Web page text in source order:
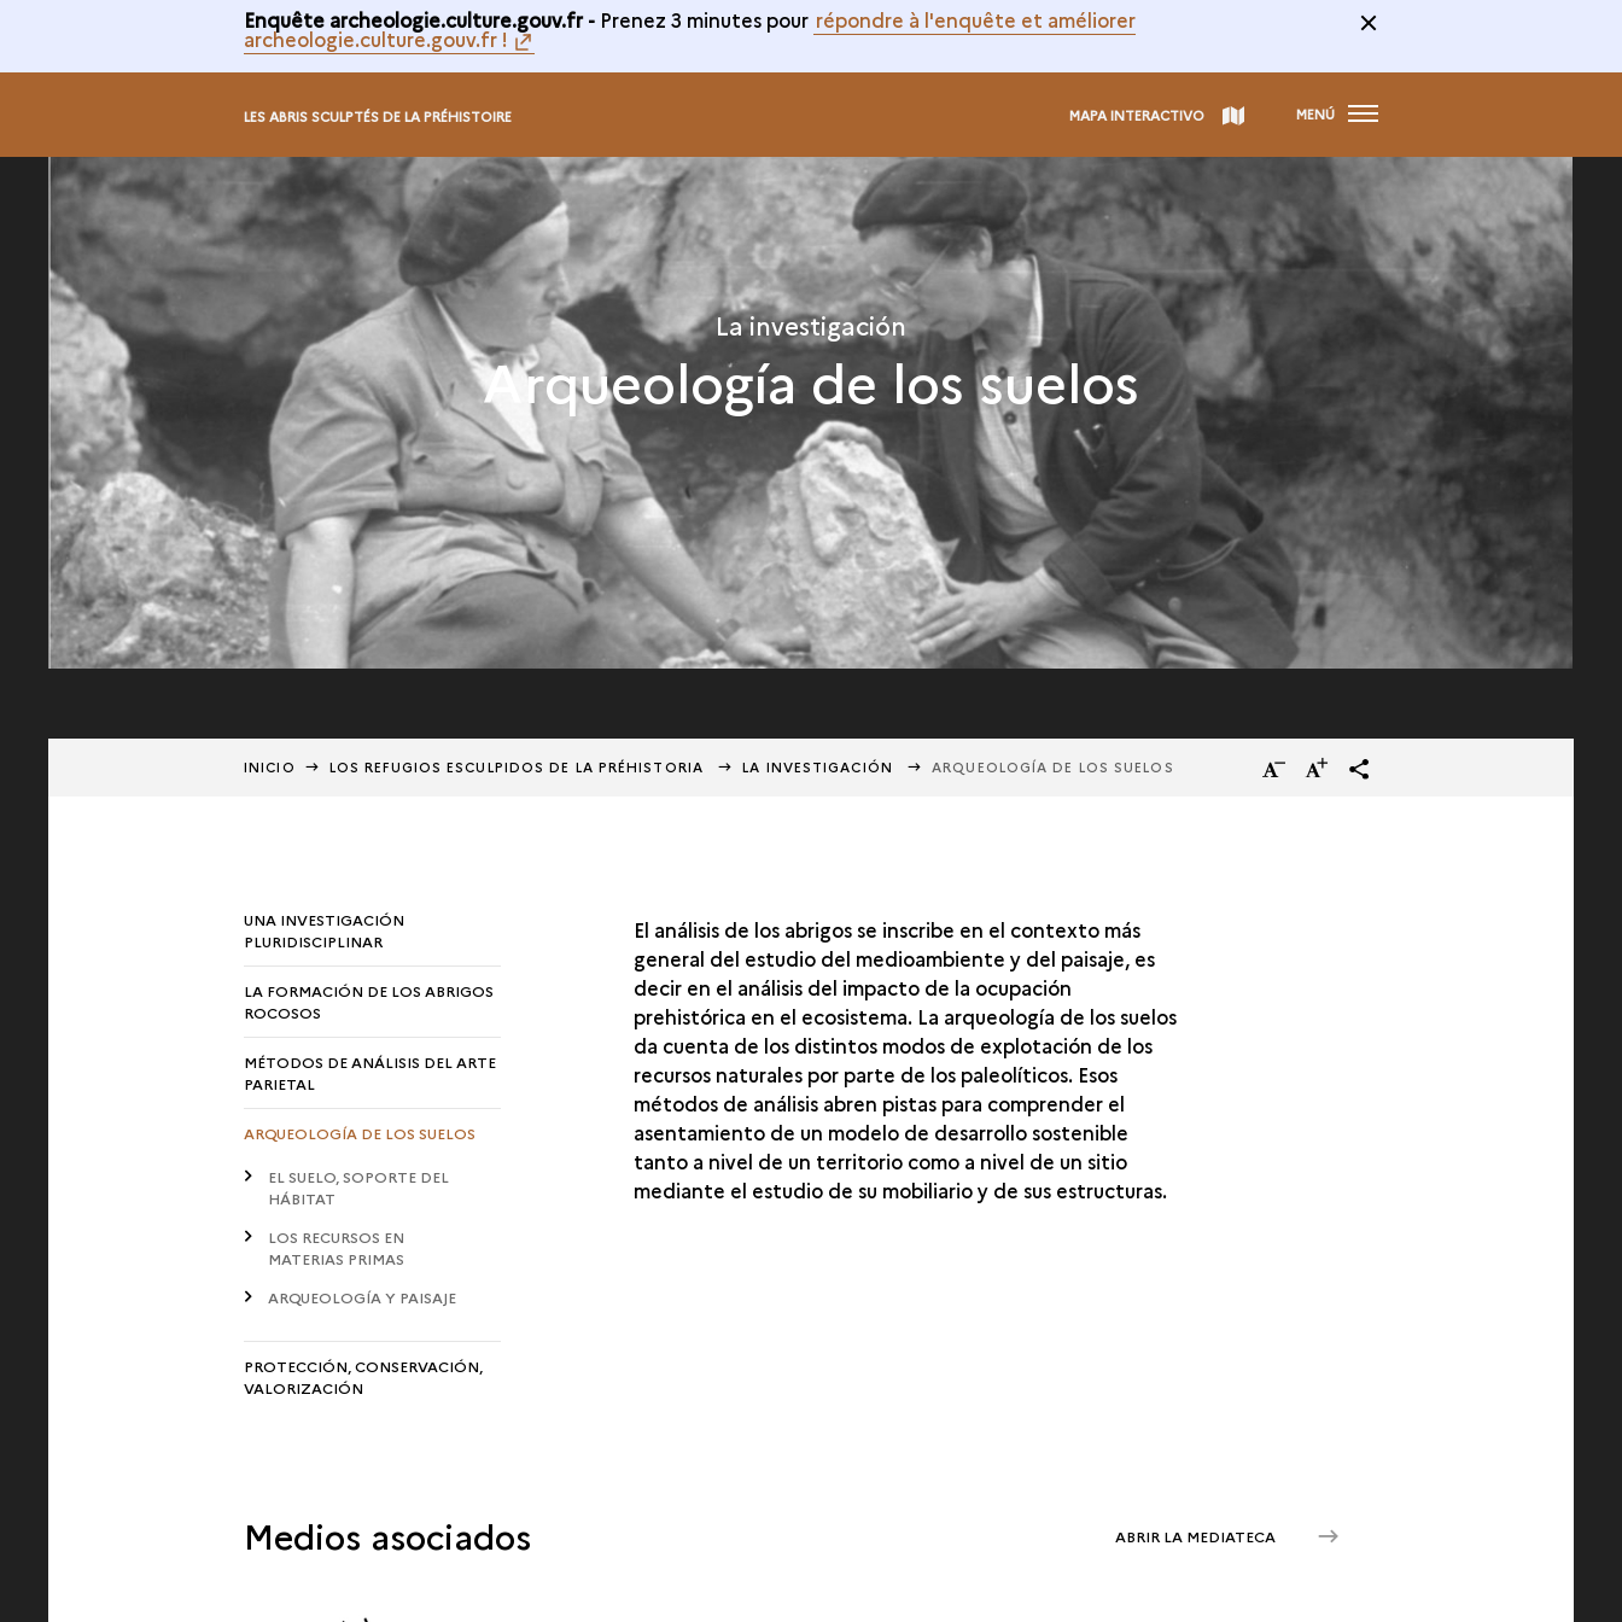
Enquête archeologie.culture.gouv.fr - Prenez 3 minutes pour répondre à l'enquête et améliorer
archeologie.culture.gouv.fr !
LES ABRIS SCULPTÉS DE LA PRÉHISTOIRE MAPA INTERACTIVO MENÚ
La investigación
Arqueología de los suelos
INICIO LOS REFUGIOS ESCULPIDOS DE LA PRÉHISTORIA LA INVESTIGACIÓN ARQUEOLOGÍA DE LOS SUELOS
ReducirAumentarterms_trans.social.share
UNA INVESTIGACIÓN
PLURIDISCIPLINAR
LA FORMACIÓN DE LOS ABRIGOS
ROCOSOS
MÉTODOS DE ANÁLISIS DEL ARTE
PARIETAL
ARQUEOLOGÍA DE LOS SUELOS
EL SUELO, SOPORTE DEL
HÁBITAT
LOS RECURSOS EN
MATERIAS PRIMAS
ARQUEOLOGÍA Y PAISAJE
PROTECCIÓN, CONSERVACIÓN,
VALORIZACIÓN
El análisis de los abrigos se inscribe en el contexto más
general del estudio del medioambiente y del paisaje, es
decir en el análisis del impacto de la ocupación
prehistórica en el ecosistema. La arqueología de los suelos
da cuenta de los distintos modos de explotación de los
recursos naturales por parte de los paleolíticos. Esos
métodos de análisis abren pistas para comprender el
asentamiento de un modelo de desarrollo sostenible
tanto a nivel de un territorio como a nivel de un sitio
mediante el estudio de su mobiliario y de sus estructuras.
Medios asociados ABRIR LA MEDIATECA